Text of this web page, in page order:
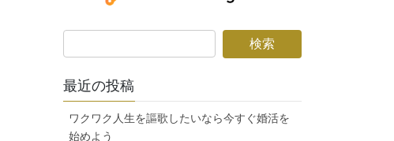
最近の投稿
ワクワク人生を謳歌したいなら今すぐ婚活を
始めよう